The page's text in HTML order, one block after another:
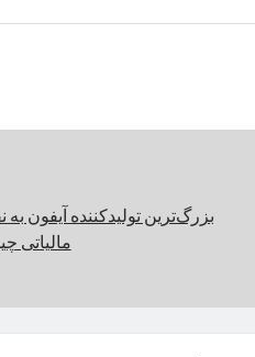
بزرگ‌ترین تولیدکننده آیفون
مالیاتی